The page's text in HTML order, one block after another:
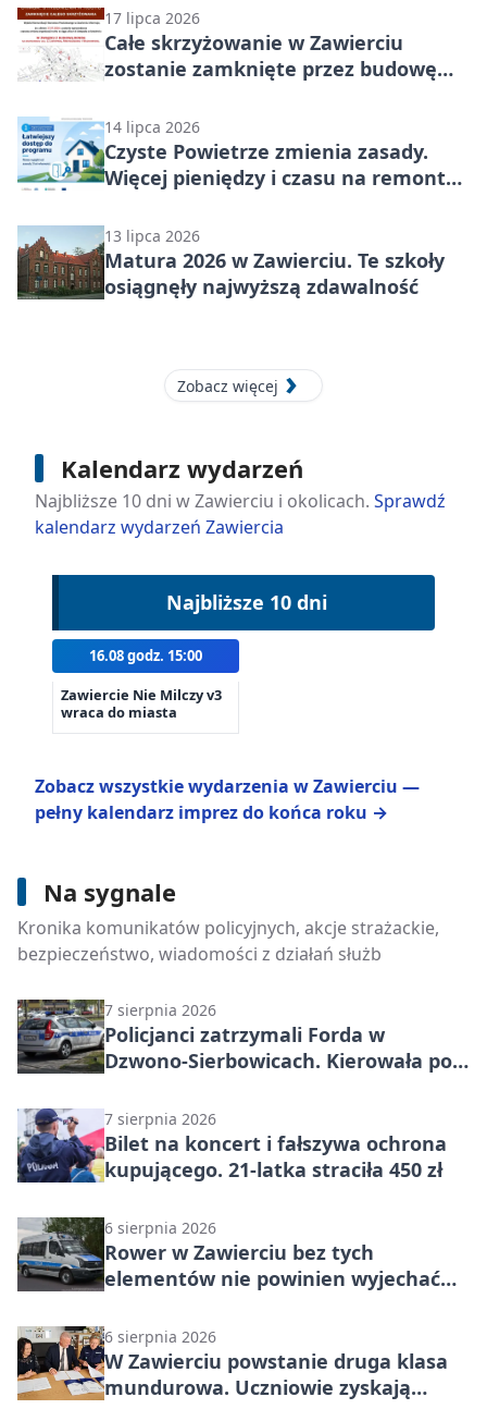
17 lipca 2026
Całe skrzyżowanie w Zawierciu
zostanie zamknięte przez budowę
14 lipca 2026
Czyste Powietrze zmienia zasady.
Więcej pieniędzy i czasu na remont
13 lipca 2026
Matura 2026 w Zawierciu. Te szkoły
osiągnęły najwyższą zdawalność
Zobacz więcej
Kalendarz wydarzeń
Najbliższe 10 dni w Zawierciu i okolicach. Sprawdź
kalendarz wydarzeń Zawiercia
Najbliższe 10 dni
16.08 godz. 15:00
Zawiercie Nie Milczy v3
wraca do miasta
Zobacz wszystkie wydarzenia w Zawierciu —
pełny kalendarz imprez do końca roku →
Na sygnale
Kronika komunikatów policyjnych, akcje strażackie,
bezpieczeństwo, wiadomości z działań służb
8 sierpnia 2026
Pociąg hamuje 13 razy dłużej niż
samochód. Ostrzeżenie dla kierowców
7 sierpnia 2026
Policjanci zatrzymali Forda w
Dzwono-Sierbowicach. Kierowała po
7 sierpnia 2026
Bilet na koncert i fałszywa ochrona
kupującego. 21-latka straciła 450 zł
6 sierpnia 2026
Rower w Zawierciu bez tych
elementów nie powinien wyjechać
6 sierpnia 2026
W Zawierciu powstanie druga klasa
mundurowa. Uczniowie zyskają